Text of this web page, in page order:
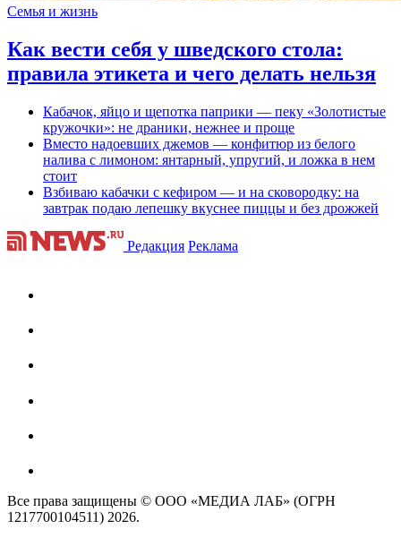
Семья и жизнь
Как вести себя у шведского стола:
правила этикета и чего делать нельзя
Кабачок, яйцо и щепотка паприки — пеку «Золотистые
кружочки»: не драники, нежнее и проще
Вместо надоевших джемов — конфитюр из белого
налива с лимоном: янтарный, упругий, и ложка в нем
стоит
Взбиваю кабачки с кефиром — и на сковородку: на
завтрак подаю лепешку вкуснее пиццы и без дрожжей
Редакция Реклама
Все права защищены © ООО «МЕДИА ЛАБ» (ОГРН
1217700104511) 2026.